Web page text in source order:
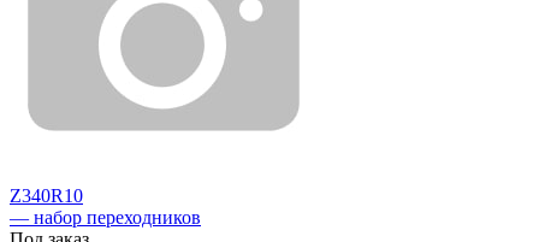
Z340R10
— набор переходников